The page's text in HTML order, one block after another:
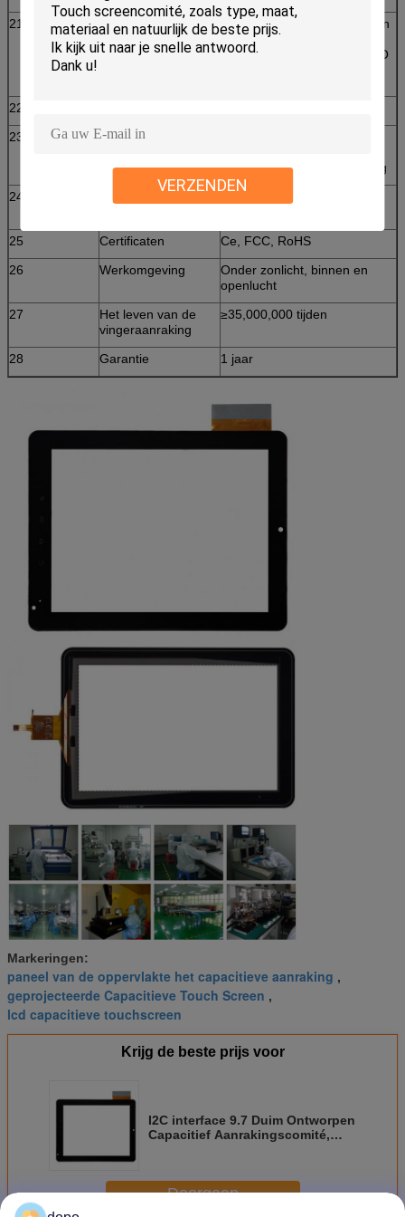
VERZENDEN
21
Dikte
1.6mm Film de regelbare van
de Glas (1.1mm) +Top ITO
Film (0.125mm) +Bottom ITO
22
23
Duurzaamheid
één plaats zonder mislukking
24
25
Certificaten
Ce, FCC, RoHS
26
Werkomgeving
Onder zonlicht, binnen en
openlucht
27
Het leven van de
vingeraanraking
≥35,000,000 tijden
28 Garantie 1 jaar
Markeringen:
paneel van de oppervlakte het capacitieve aanraking ,
geprojecteerde Capacitieve Touch Screen ,
lcd capacitieve touchscreen
Krijg de beste prijs voor
I2C interface 9.7 Duim Ontworpen
Capacitief Aanrakingscomité,
Doorgaan